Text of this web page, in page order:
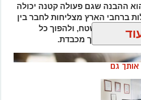
גבוהה, בדיקת פוליגרף יכולה לשמש
לוודא שהמועמדים עומדים בדרישות
שימוש בכלי זה.
ההבנה שגם פעולה קטנה יכולה
ברחבי הארץ מצליחות לחבר בין
האמיתיים בשטח, ולהפוך כל
הנכון ובדרך מכבדת.
אותך גם